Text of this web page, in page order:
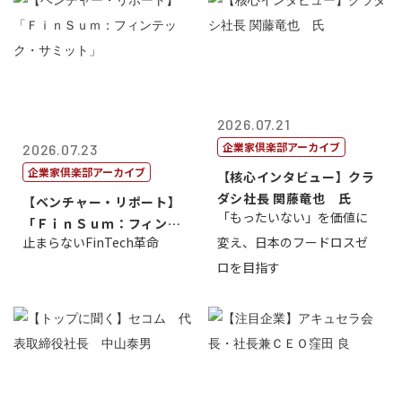
2026.07.23
企業家倶楽部アーカイブ
【ベンチャー・リポート】
「ＦｉｎＳｕｍ：フィンテ
ック・サミッ...
止まらないFinTech革命
2026.07.21
企業家倶楽部アーカイブ
【核心インタビュー】クラ
ダシ社長 関藤竜也 氏
「もったいない」を価値に
変え、日本のフードロスゼ
ロを目指す